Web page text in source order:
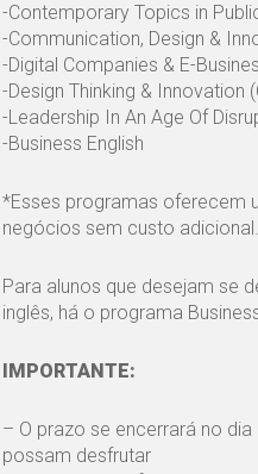
-Contemporary Topics in
-Communication, Design &
-Digital Companies & E-
-Design Thinking & Innovation
-Leadership In An Age Of
-Business English
*Esses programas oferecem
negócios sem custo adicional.
Para alunos que desejam se
inglês, há o programa
IMPORTANTE:
– O prazo se encerrará no dia
possam desfrutar